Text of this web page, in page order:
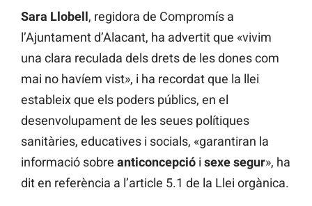
Sara Llobell, regidora de Compromís a
l’Ajuntament d’Alacant, ha advertit que «vivim
una clara reculada dels drets de les dones com
mai no havíem vist», i ha recordat que la llei
estableix que els poders públics, en el
desenvolupament de les seues polítiques
sanitàries, educatives i socials, «garantiran la
informació sobre anticoncepció i sexe segur», ha
dit en referència a l’article 5.1 de la Llei orgànica.